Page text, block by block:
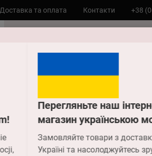
Перегляньте наш
магазин українською
Замовляйте товари з
Україні та насолоджуйтесь
Доставка та оплата Контакти +38
Головна Білизна
Труси
Cтрінги
14